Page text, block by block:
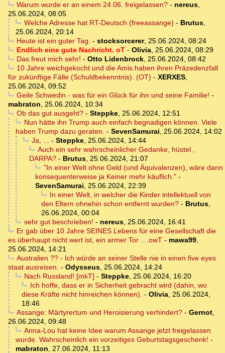
Warum wurde er an einem 24.06. freigelassen?- nereus,
25.06.2024, 08:05
Welche Adresse hat RT-Deutsch (freeassange) - Brutus,
25.06.2024, 20:14
Heute ist ein guter Tag. - stocksorcerer, 25.06.2024, 08:24
Endlich eine gute Nachricht. oT- Olivia, 25.06.2024, 08:29
Das freut mich sehr! - Otto Lidenbrock, 25.06.2024, 08:42
10 Jahre weichgekocht und die Amis haben ihren Präzedenzfall
für zukünftige Fälle (Schuldbekenntnis). (OT) - XERXES,
25.06.2024, 09:52
Geile Schwedin - was für ein Glück für ihn und seine Familie! -
mabraton, 25.06.2024, 10:34
Ob das gut ausgeht?- Steppke, 25.06.2024, 12:51
Nun hätte ihn Trump auch einfach begnadigen können. Viele
haben Trump dazu geraten. - SevenSamurai, 25.06.2024, 14:02
Ja, ... - Steppke, 25.06.2024, 14:44
Auch ein sehr wahrscheinlicher Gedanke, hüstel ,
DARPA? - Brutus, 25.06.2024, 21:07
"In einer Welt ohne Geld (und Äquivalenzen), wäre dann
konsequenterweise ja Keiner mehr käuflich." -
SevenSamurai, 25.06.2024, 22:39
In einer Welt, in welcher die Kinder intellektuell von
den Eltern ohnehin schon entfernt wurden? - Brutus,
26.06.2024, 00:04
sehr gut beschrieben! - nereus, 25.06.2024, 16:41
Er gab über 10 Jahre SEINES Lebens für eine Gesellschaft die
es überhaupt nicht wert ist, ein armer Tor ....owT - mawa99,
25.06.2024, 14:21
Australien ?? - Ich würde an seiner Stelle nie in einen five eyes
staat ausreisen. - Odysseus, 25.06.2024, 14:24
Nach Russland! [mkT] - Steppke, 25.06.2024, 16:20
Ich hoffe, dass er in Sicherheit gebracht wird (dahin, wo
diese Kräfte nicht hinreichen können). - Olivia, 25.06.2024,
18:46
Assange: Märtyrertum und Heroisierung verhindert?- Gernot,
26.06.2024, 09:48
Anna-Lou hat keine Idee warum Assange jetzt freigelassen
wurde. Wahrscheinlich ein vorzeitiges Geburtstagsgeschenk! -
mabraton, 27.06.2024, 11:13